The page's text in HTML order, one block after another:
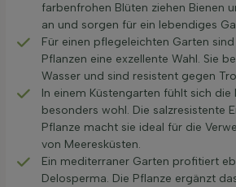
farbenfrohen Blüten ziehen Bienen
an und sorgen für ein lebendiges
Für einen pflegeleichten Garten
Pflanzen eine exzellente Wahl. Sie
Wasser und sind resistent gegen
In einem Küstengarten fühlt sich
besonders wohl. Die salzresistente
Pflanze macht sie ideal für die
von Meeresküsten.
Ein mediterraner Garten profitiert
Delosperma. Die Pflanze ergänzt